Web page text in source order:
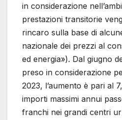
in considerazione
prestazioni transitorie
rincaro sulla base di
nazionale dei prezzi al
ed energia»). Dal giugno
preso in considerazione
2023, l’aumento è pari al
importi massimi annui
franchi nei grandi centri